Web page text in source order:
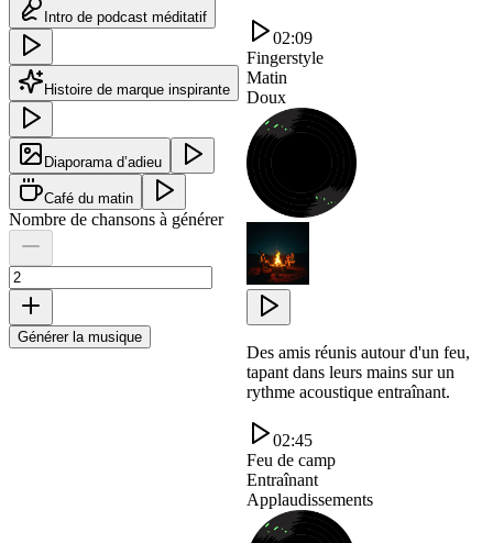
Intro de podcast méditatif
Histoire de marque inspirante
Diaporama d’adieu
Café du matin
Nombre de chansons à générer
Générer la musique
02:09
Fingerstyle
Matin
Doux
Des amis réunis autour d'un feu,
tapant dans leurs mains sur un
rythme acoustique entraînant.
02:45
Feu de camp
Entraînant
Applaudissements